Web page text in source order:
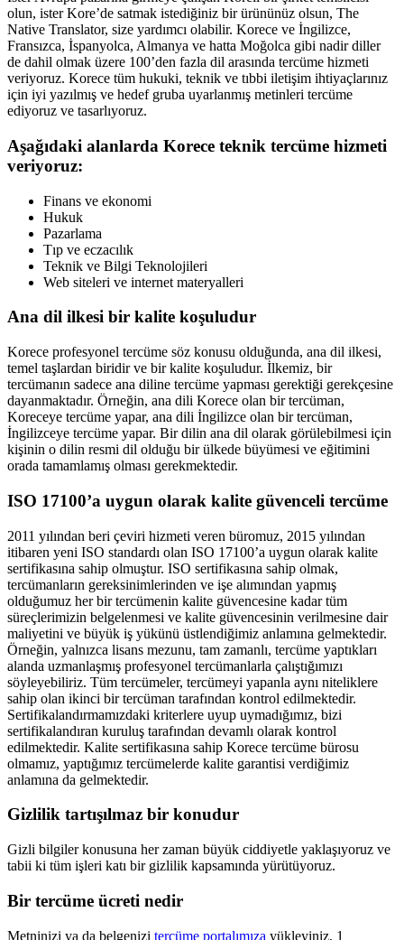
olun, ister Kore’de satmak istediğiniz bir ürününüz olsun, The
Native Translator, size yardımcı olabilir. Korece ve İngilizce,
Fransızca, İspanyolca, Almanya ve hatta Moğolca gibi nadir diller
de dahil olmak üzere 100’den fazla dil arasında tercüme hizmeti
veriyoruz. Korece tüm hukuki, teknik ve tıbbi iletişim ihtiyaçlarınız
için iyi yazılmış ve hedef gruba uyarlanmış metinleri tercüme
ediyoruz ve tasarlıyoruz.
Aşağıdaki alanlarda Korece teknik tercüme hizmeti
veriyoruz:
Finans ve ekonomi
Hukuk
Pazarlama
Tıp ve eczacılık
Teknik ve Bilgi Teknolojileri
Web siteleri ve internet materyalleri
Ana dil ilkesi bir kalite koşuludur
Korece profesyonel tercüme söz konusu olduğunda, ana dil ilkesi,
temel taşlardan biridir ve bir kalite koşuludur. İlkemiz, bir
tercümanın sadece ana diline tercüme yapması gerektiği gerekçesine
dayanmaktadır. Örneğin, ana dili Korece olan bir tercüman,
Koreceye tercüme yapar, ana dili İngilizce olan bir tercüman,
İngilizceye tercüme yapar. Bir dilin ana dil olarak görülebilmesi için
kişinin o dilin resmi dil olduğu bir ülkede büyümesi ve eğitimini
orada tamamlamış olması gerekmektedir.
ISO 17100’a uygun olarak kalite güvenceli tercüme
2011 yılından beri çeviri hizmeti veren büromuz, 2015 yılından
itibaren yeni ISO standardı olan ISO 17100’a uygun olarak kalite
sertifikasına sahip olmuştur. ISO sertifikasına sahip olmak,
tercümanların gereksinimlerinden ve işe alımından yapmış
olduğumuz her bir tercümenin kalite güvencesine kadar tüm
süreçlerimizin belgelenmesi ve kalite güvencesinin verilmesine dair
maliyetini ve büyük iş yükünü üstlendiğimiz anlamına gelmektedir.
Örneğin, yalnızca lisans mezunu, tam zamanlı, tercüme yaptıkları
alanda uzmanlaşmış profesyonel tercümanlarla çalıştığımızı
söyleyebiliriz. Tüm tercümeler, tercümeyi yapanla aynı niteliklere
sahip olan ikinci bir tercüman tarafından kontrol edilmektedir.
Sertifikalandırmamızdaki kriterlere uyup uymadığımız, bizi
sertifikalandıran kuruluş tarafından devamlı olarak kontrol
edilmektedir. Kalite sertifikasına sahip Korece tercüme bürosu
olmamız, yaptığımız tercümelerde kalite garantisi verdiğimiz
anlamına da gelmektedir.
Gizlilik tartışılmaz bir konudur
Gizli bilgiler konusuna her zaman büyük ciddiyetle yaklaşıyoruz ve
tabii ki tüm işleri katı bir gizlilik kapsamında yürütüyoruz.
Bir tercüme ücreti nedir
Metninizi ya da belgenizi tercüme portalımıza yükleyiniz, 1